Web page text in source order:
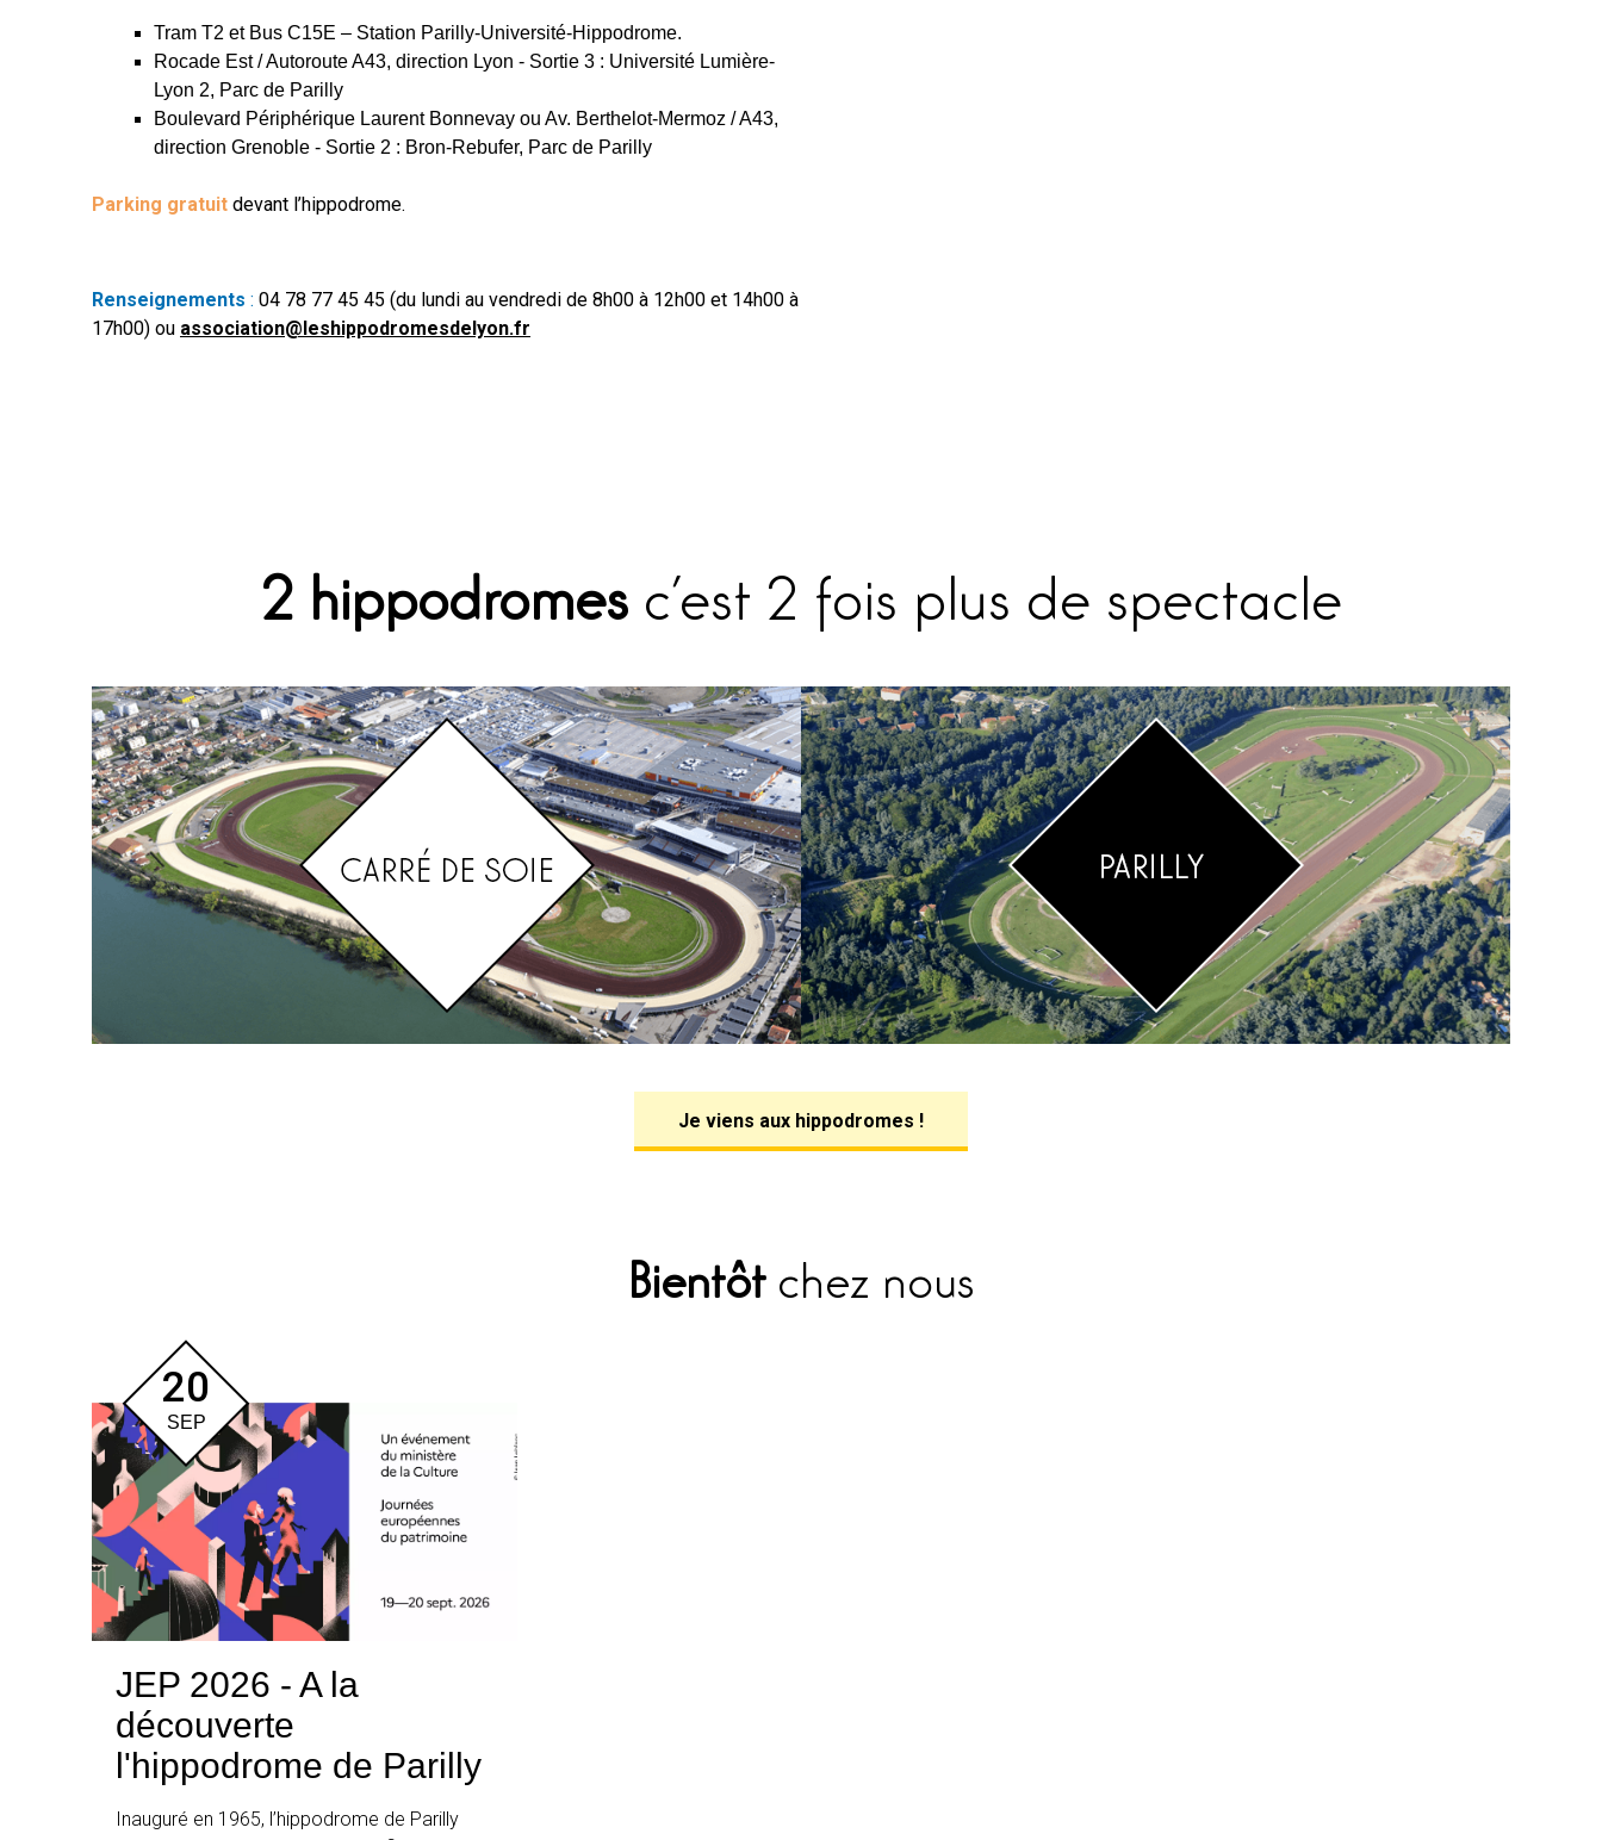
Tram T2 et Bus C15E – Station Parilly-Université-Hippodrome.
Rocade Est / Autoroute A43, direction Lyon - Sortie 3 : Université Lumière-
Lyon 2, Parc de Parilly
Boulevard Périphérique Laurent Bonnevay ou Av. Berthelot-Mermoz / A43,
direction Grenoble - Sortie 2 : Bron-Rebufer, Parc de Parilly
Parking gratuit devant l’hippodrome.
Renseignements : 04 78 77 45 45 (du lundi au vendredi de 8h00 à 12h00 et 14h00 à
17h00) ou association@leshippodromesdelyon.fr
2 hippodromes c’est 2 fois plus de spectacle
Je viens aux hippodromes !
Bientôtchez nous
20
SEP
JEP 2026 - A la
découverte
l'hippodrome de Parilly
Inauguré en 1965, l’hippodrome de Parilly